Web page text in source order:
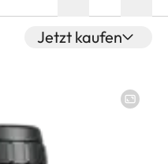
Jetzt kaufen